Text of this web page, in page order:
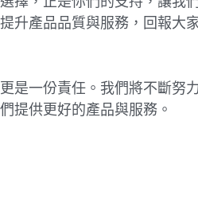
升產品品質與服務，回報大
是一份責任。我們將不斷努
提供更好的產品與服務。